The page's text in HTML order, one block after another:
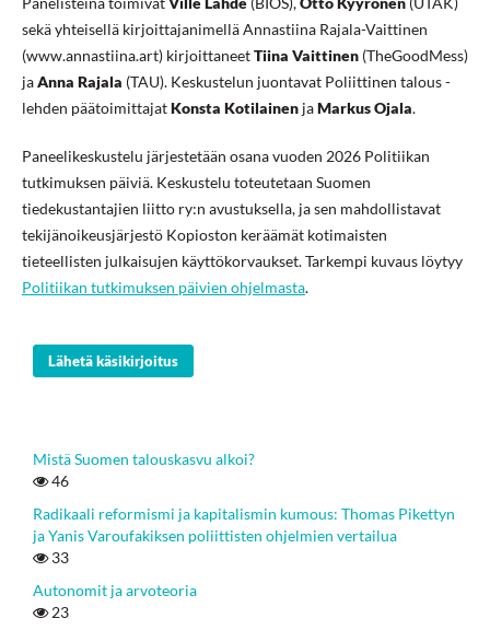
sekä yhteisellä kirjoittajanimellä Annastiina Rajala-Vaittinen
(www.annastiina.art) kirjoittaneetTiina Vaittinen(TheGoodMess)
jaAnna Rajala (TAU). Keskustelun juontavat Poliittinen talous -
lehden päätoimittajatKonsta KotilainenjaMarkusOjala.
Paneelikeskustelu järjestetään osana vuoden 2026 Politiikan
tutkimuksen päiviä. Keskustelu toteutetaan Suomen
tiedekustantajien liitto ry:n avustuksella, ja sen mahdollistavat
tekijänoikeusjärjestö Kopioston keräämät kotimaisten
tieteellisten julkaisujen käyttökorvaukset. Tarkempi kuvaus löytyy
Politiikan tutkimuksen päivien ohjelmasta.
Lähetä käsikirjoitus
Mistä Suomen talouskasvu alkoi?
46
Radikaali reformismi ja kapitalismin kumous: Thomas Pikettyn
ja Yanis Varoufakiksen poliittisten ohjelmien vertailua
33
Autonomit ja arvoteoria
23